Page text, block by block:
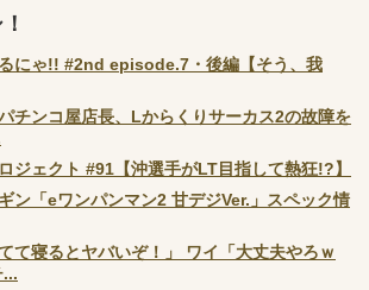
にゃ!! #2nd episode.7・後編【そう、我
チンコ屋店長、Lからくりサーカス2の故障を
ジェクト #91【沖選手がLT目指して熱狂!?】
ン「eワンパンマン2 甘デジVer.」スペック情
て寝るとヤバいぞ！」 ワイ「大丈夫やろｗ
...